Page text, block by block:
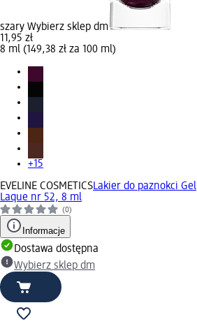
szary Wybierz sklep dm
11,95 zł
8 ml (149,38 zł za 100 ml)
+15
EVELINE COSMETICSLakier do paznokci Gel
Laque nr 52, 8 ml
(0)
Informacje
Dostawa dostępna
Wybierz sklep dm